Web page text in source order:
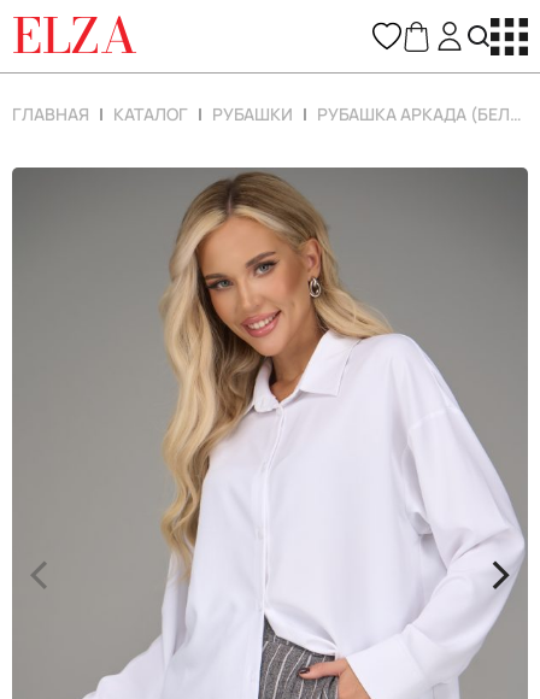
ELZA
ГЛАВНАЯ КАТАЛОГ РУБАШКИ РУБАШКА АРКАДА (БЕЛЫЙ)
< >